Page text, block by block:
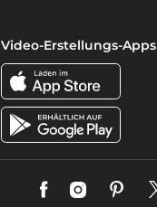
Video-Erstellungs-Apps